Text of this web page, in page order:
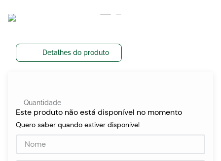
Detalhes do produto
Quantidade
Este produto não está disponível no momento
Quero saber quando estiver disponível